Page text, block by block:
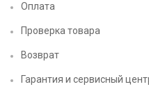
Оплата
Проверка товара
Возврат
Гарантия и сервисный